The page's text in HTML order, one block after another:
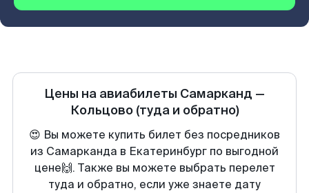
Цены на авиабилеты Самарканд —
Кольцово (туда и обратно)
😍 Вы можете купить билет без посредников
из Самарканда в Екатеринбург по выгодной
цене🙌. Также вы можете выбрать перелет
туда и обратно, если уже знаете дату